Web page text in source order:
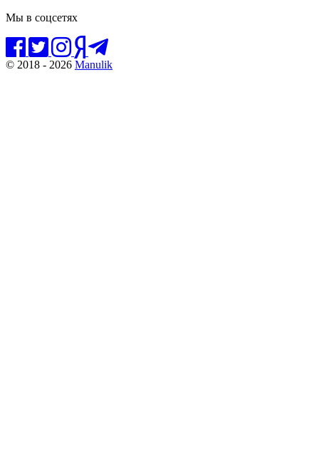
Мы в соцсетях
© 2018 - 2026 Manulik